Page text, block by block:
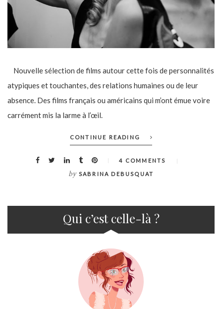
Nouvelle sélection de films autour cette fois de personnalités
atypiques et touchantes, des relations humaines ou de leur
absence. Des films français ou américains qui m’ont émue voire
carrément mis la larme à l’œil.
CONTINUE READING
4 COMMENTS
by SABRINA DEBUSQUAT
Qui c’est celle-là ?